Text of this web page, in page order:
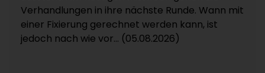
Verhandlungen in ihre nächste Runde. Wann mit
einer Fixierung gerechnet werden kann, ist
jedoch nach wie vor... (05.08.2026)